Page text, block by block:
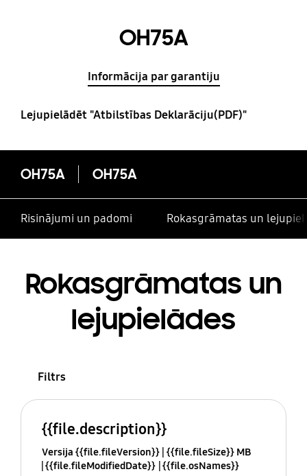
OH75A
Informācija par garantiju
Lejupielādēt "Atbilstības Deklarāciju(PDF)"
OH75A OH75A
Risinājumi un padomi Rokasgrāmatas un
Rokasgrāmatas un
lejupielādes
Filtrs
{{file.description}}
Versija {{file.fileVersion}} {{file.fileSize}} MB
{{file.fileModifiedDate}} {{file.osNames}}